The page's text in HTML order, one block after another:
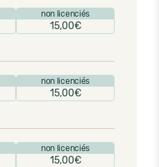
non licenciés
15,00€
non licenciés
15,00€
non licenciés
15,00€